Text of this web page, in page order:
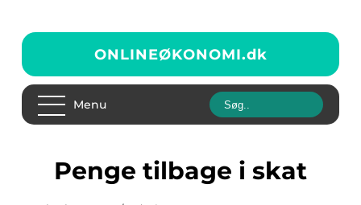
ONLINEØKONOMI.dk
Menu
penge tilbage i skat